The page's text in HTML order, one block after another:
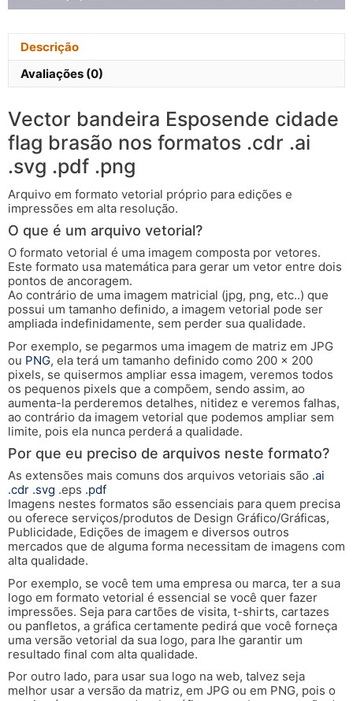
Descrição
Avaliações (0)
Vector bandeira Esposende cidade
flag brasão nos formatos .cdr .ai
.svg .pdf .png
Arquivo em formato vetorial próprio para edições e
impressões em alta resolução.
O que é um arquivo vetorial?
O formato vetorial é uma imagem composta por vetores.
Este formato usa matemática para gerar um vetor entre dois
pontos de ancoragem.
Ao contrário de uma imagem matricial (jpg, png, etc..) que
possui um tamanho definido, a imagem vetorial pode ser
ampliada indefinidamente, sem perder sua qualidade.
Por exemplo, se pegarmos uma imagem de matriz em JPG
ou PNG, ela terá um tamanho definido como 200 x 200
pixels, se quisermos ampliar essa imagem, veremos todos
os pequenos pixels que a compõem, sendo assim, ao
aumenta-la perderemos detalhes, nitidez e veremos falhas,
ao contrário da imagem vetorial que podemos ampliar sem
limite, pois ela nunca perderá a qualidade.
Por que eu preciso de arquivos neste formato?
As extensões mais comuns dos arquivos vetoriais são .ai
.cdr .svg .eps .pdf
Imagens nestes formatos são essenciais para quem precisa
ou oferece serviços/produtos de Design Gráfico/Gráficas,
Publicidade, Edições de imagem e diversos outros
mercados que de alguma forma necessitam de imagens com
alta qualidade.
Por exemplo, se você tem uma empresa ou marca, ter a sua
logo em formato vetorial é essencial se você quer fazer
impressões. Seja para cartões de visita, t-shirts, cartazes
ou panfletos, a gráfica certamente pedirá que você forneça
uma versão vetorial da sua logo, para lhe garantir um
resultado final com alta qualidade.
Por outro lado, para usar sua logo na web, talvez seja
melhor usar a versão da matriz, em JPG ou em PNG, pois o